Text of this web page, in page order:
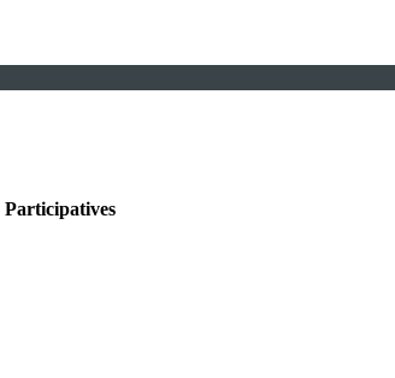
Participatives